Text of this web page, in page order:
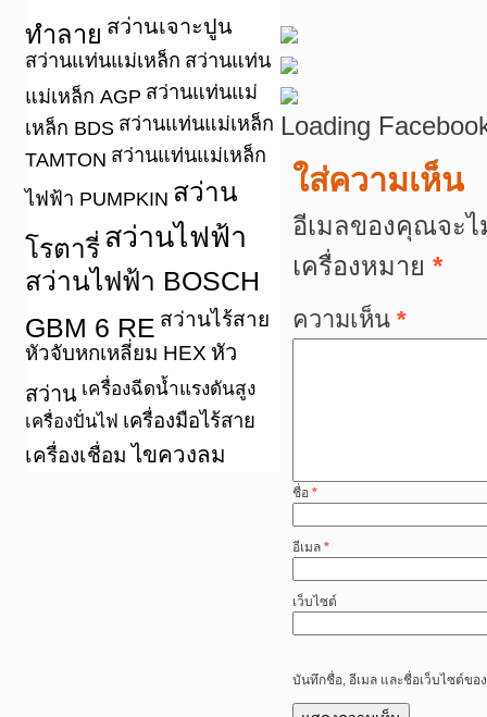
ทำลาย สว่านเจาะปูน
สว่านแท่นแม่เหล็ก สว่านแท่น
แม่เหล็ก AGP สว่านแท่นแม่
เหล็ก BDS สว่านแท่นแม่เหล็ก
TAMTON สว่านแท่นแม่เหล็ก
ไฟฟ้า PUMPKIN สว่าน
โรตารี่ สว่านไฟฟ้า
สว่านไฟฟ้า BOSCH
GBM 6 RE สว่านไร้สาย
หัวจับหกเหลี่ยม HEX หัว
สว่าน เครื่องฉีดน้ำแรงดันสูง
เครื่องปั่นไฟ เครื่องมือไร้สาย
เครื่องเชื่อม ไขควงลม
Loading
ใส่ความเห็น
อีเมลของคุณจะ
เครื่องหมาย *
ความเห็น *
ชื่อ *
อีเมล *
เว็บไซต์
บันทึกชื่อ, อีเมล และชื่อเว็บไซต์ขอ